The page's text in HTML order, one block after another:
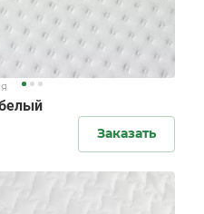
Заказать